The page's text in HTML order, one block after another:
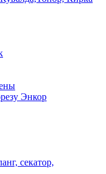
Энкор
секатор,